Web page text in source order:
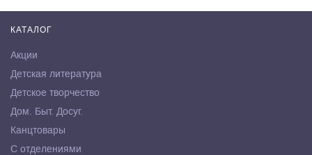
КАТАЛОГ
Акции
Детская литература
Детское творчество
Дом. Быт. Досуг.
Канцтовары
С отделениями